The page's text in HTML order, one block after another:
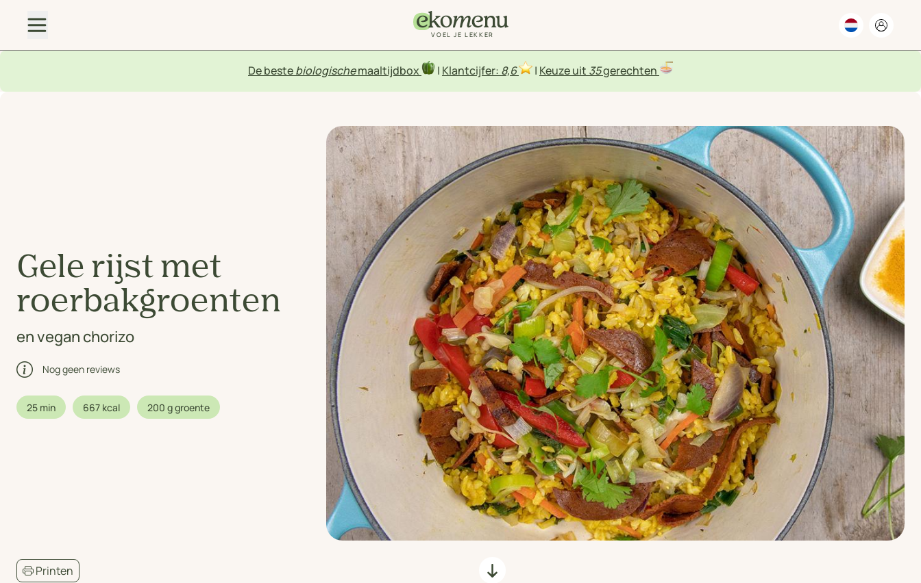
VOEL JE LEKKER
De bestebiologischemaaltijdbox | Klantcijfer: 8,6 | Keuze uit 35gerechten
Gele rijst met
roerbakgroenten
en vegan chorizo
Nog geen reviews
25 min 667 kcal 200 g groente
Printen